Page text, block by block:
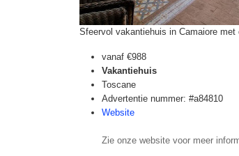
Sfeervol vakantiehuis in Camaiore met
vanaf €988
Vakantiehuis
Toscane
Advertentie nummer: #a84810
Website
Zie onze website voor meer